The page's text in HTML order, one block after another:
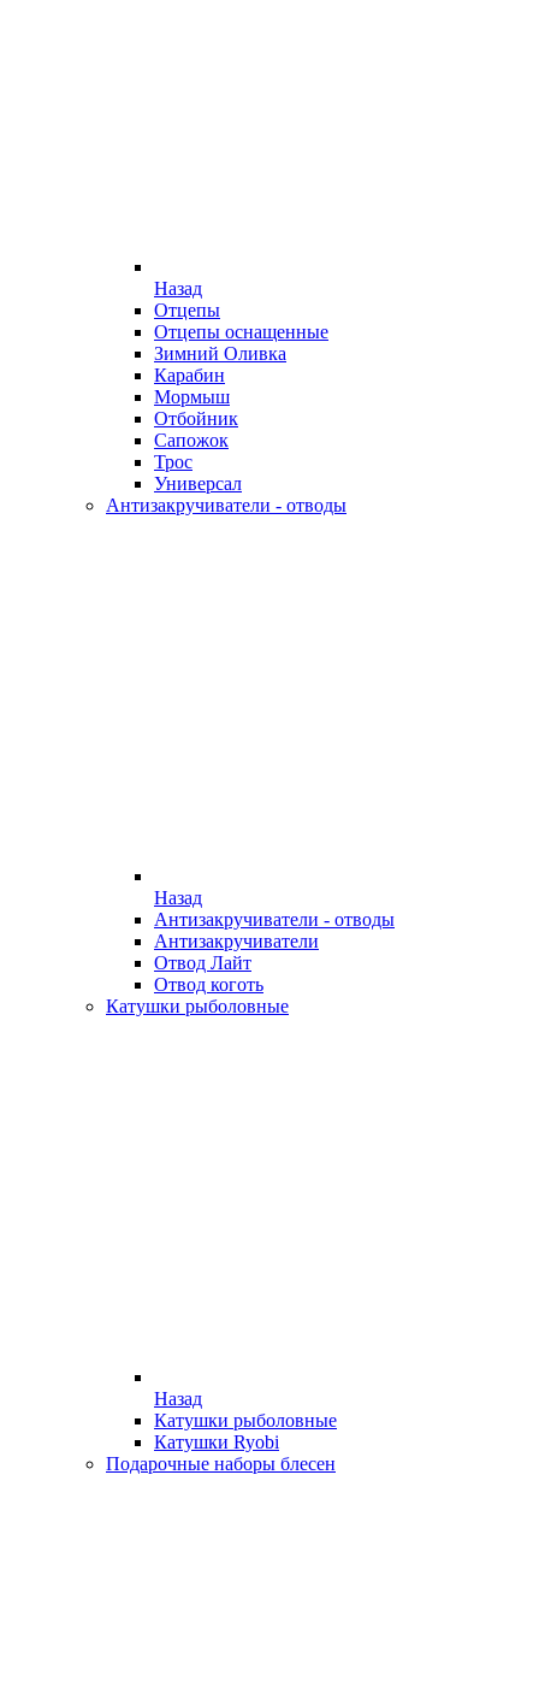
Назад
Отцепы
Отцепы оснащенные
Зимний Оливка
Карабин
Мормыш
Отбойник
Сапожок
Трос
Универсал
Антизакручиватели - отводы
Назад
Антизакручиватели - отводы
Антизакручиватели
Отвод Лайт
Отвод коготь
Катушки рыболовные
Назад
Катушки рыболовные
Катушки Ryobi
Подарочные наборы блесен